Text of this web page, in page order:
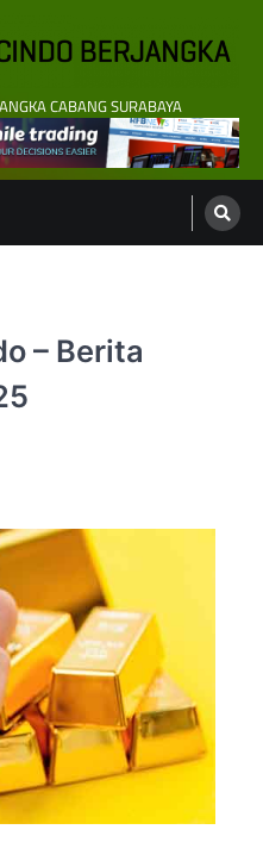
CABANG SURABAYA
– Berita